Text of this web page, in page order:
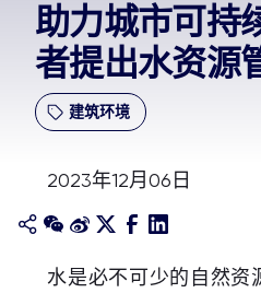
招生
科研
学院
助力城市可持
者提出水资源
建筑环境
2023年12月06日
水是必不可少的自然资